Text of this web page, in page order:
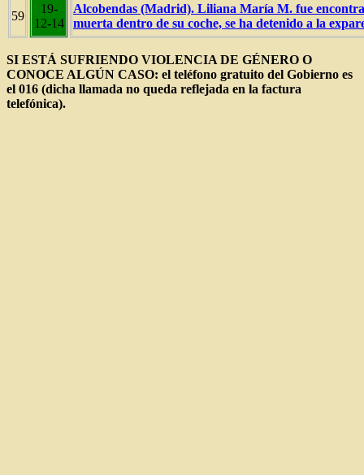
59
19-
12-14
Alcobendas (Madrid). Liliana María M. fue
muerta dentro de su coche, se ha detenido a la
SI ESTÁ SUFRIENDO VIOLENCIA DE GÉNERO O
CONOCE ALGÚN CASO: el teléfono gratuito del Gobierno es
el 016 (dicha llamada no queda reflejada en la factura
telefónica).